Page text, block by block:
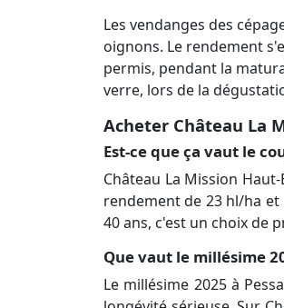
Les vendanges des
oignons. Le rendement
permis, pendant la
verre, lors de la
Acheter Château La
Est-ce que ça vaut le
Château La Mission
rendement de 23 hl/ha
40 ans, c'est un choix de
Que vaut le millésime
Le millésime 2025 à